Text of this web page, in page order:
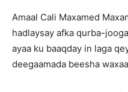
Amaal Cali Maxamed
hadlaysay afka qurba-
ayaa ku baaqday in laga
deegaamada beesha